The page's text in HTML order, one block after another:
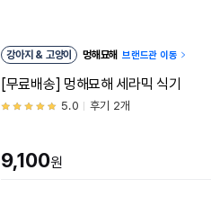
강아지 & 고양이 멍해묘해 브랜드관 이동
[무료배송] 멍해묘해 세라믹 식기
5.0 후기 2개
9,100원